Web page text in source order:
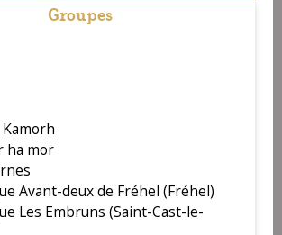
Groupes
ha mor
Avant-deux de Fréhel (Fréhel)
Les Embruns (Saint-Cast-le-